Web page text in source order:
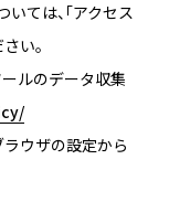
ては、「アクセス
い。
ルのデータ収集
ウザの設定から